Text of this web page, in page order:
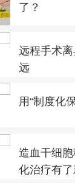
了？
远程手术
远
用“制度化
造血干细
化治疗有